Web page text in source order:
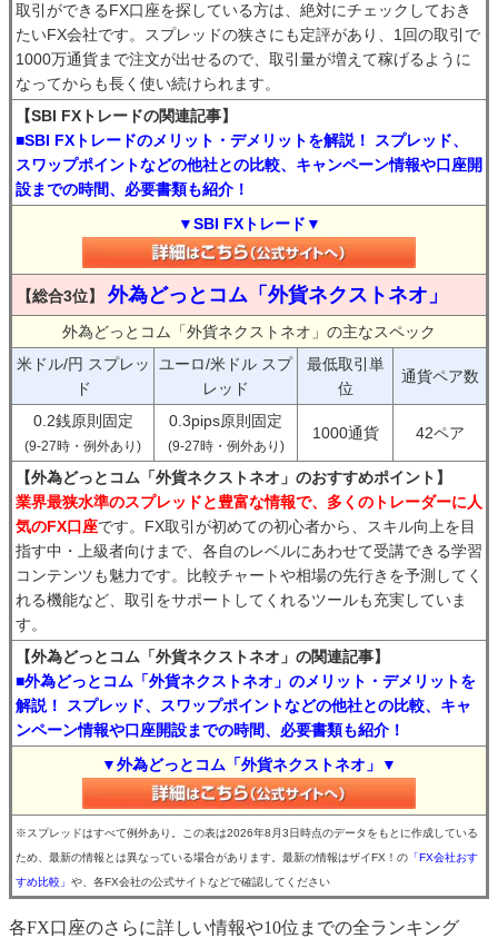
取引ができるFX口座を探している方は、絶対にチェックしておき
たいFX会社です。スプレッドの狭さにも定評があり、1回の取引で
1000万通貨まで注文が出せるので、取引量が増えて稼げるように
なってからも長く使い続けられます。
【SBI FXトレードの関連記事】
■SBI FXトレードのメリット・デメリットを解説！ スプレッド、
スワップポイントなどの他社との比較、キャンペーン情報や口座開
設までの時間、必要書類も紹介！
▼SBI FXトレード▼
【総合3位】 外為どっとコム「外貨ネクストネオ」
外為どっとコム「外貨ネクストネオ」の主なスペック
米ドル/円 スプレッ
ド
ユーロ/米ドル スプ
レッド
最低取引単
位
通貨ペア数
0.2銭原則固定
(9-27時・例外あり)
0.3pips原則固定
(9-27時・例外あり)
1000通貨 42ペア
【外為どっとコム「外貨ネクストネオ」のおすすめポイント】
業界最狭水準のスプレッドと豊富な情報で、多くのトレーダーに人
気のFX口座です。FX取引が初めての初心者から、スキル向上を目
指す中・上級者向けまで、各自のレベルにあわせて受講できる学習
コンテンツも魅力です。比較チャートや相場の先行きを予測してく
れる機能など、取引をサポートしてくれるツールも充実していま
す。
【外為どっとコム「外貨ネクストネオ」の関連記事】
■外為どっとコム「外貨ネクストネオ」のメリット・デメリットを
解説！ スプレッド、スワップポイントなどの他社との比較、キャ
ンペーン情報や口座開設までの時間、必要書類も紹介！
▼外為どっとコム「外貨ネクストネオ」▼
※スプレッドはすべて例外あり。この表は2026年8月3日時点のデータをもとに作成している
ため、最新の情報とは異なっている場合があります。最新の情報はザイFX！の 「FX会社おす
すめ比較」 や、各FX会社の公式サイトなどで確認してください
各FX口座のさらに詳しい情報や10位までの全ランキング